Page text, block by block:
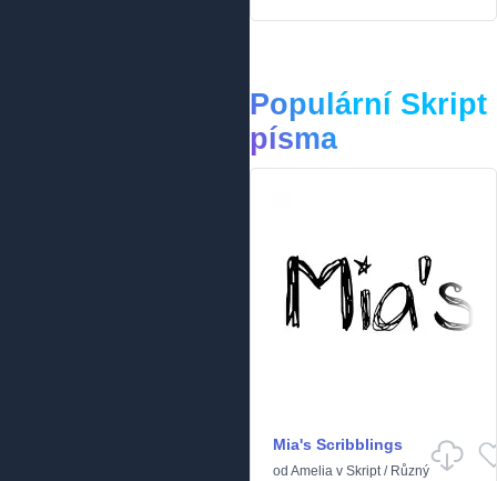
Populární Skript
písma
Mia's Scribblings
od Amelia v Skript/ Různý